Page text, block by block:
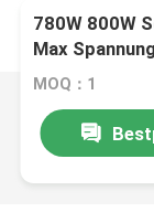
780W 800W
Max
zertifiziert
MOQ：1